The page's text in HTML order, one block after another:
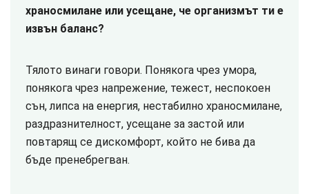
храносмилане или усещане, че организмът ти е
извън баланс?
Тялото винаги говори. Понякога чрез умора,
понякога чрез напрежение, тежест, неспокоен
сън, липса на енергия, нестабилно храносмилане,
раздразнителност, усещане за застой или
повтарящ се дискомфорт, който не бива да
бъде пренебрегван.